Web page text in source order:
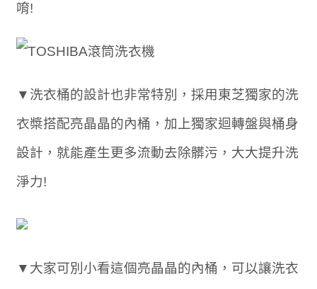
唷!
▼洗衣桶的設計也非常特別，採用東芝獨家的洗
衣槳搭配亮晶晶的內桶，加上獨家迴轉盤與桶身
設計，就能產生更多流動去除髒污，大大提升洗
淨力!
▼大家可別小看這個亮晶晶的內桶，可以讓洗衣